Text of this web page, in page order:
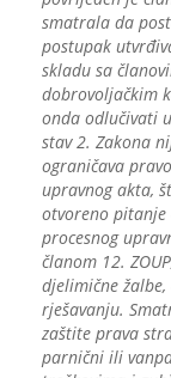
smatrala da
postupak
skladu sa
dobrovoljačkim
onda odlučivati
stav 2. Zakona
ograničava
upravnog akta,
otvoreno pitanje
procesnog
članom 12.
djelimične
rješavanju.
zaštite prava
parnični ili